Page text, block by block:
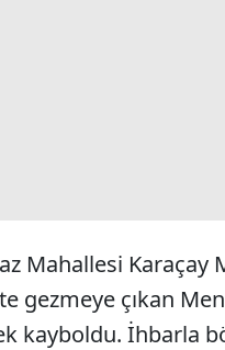
Mahallesi Karaçay
gezmeye çıkan
kayboldu. İhbarla